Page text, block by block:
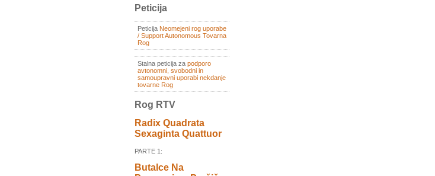
Peticija
Peticija Neomejeni rog uporabe
/ Support Autonomous Tovarna
Rog
Stalna peticija za podporo
avtonomni, svobodni in
samoupravni uporabi nekdanje
tovarne Rog
Rog RTV
Radix Quadrata
Sexaginta Quattuor
PARTE 1:
Butalce Na